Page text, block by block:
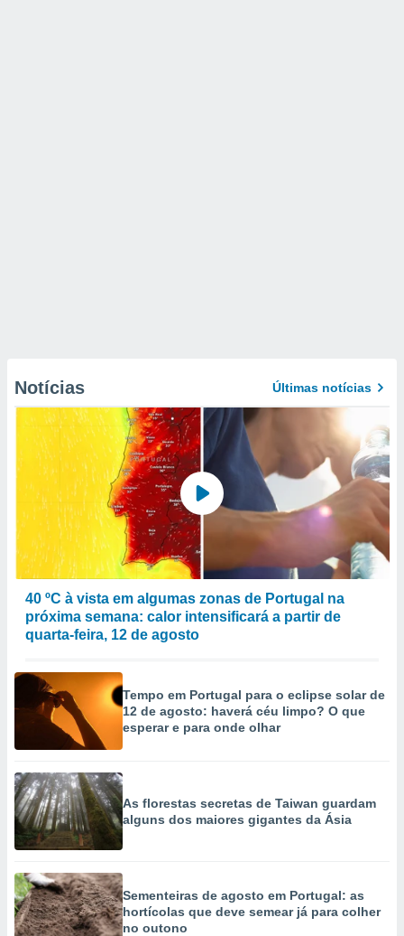
Notícias Últimas notícias
40 ºC à vista em algumas zonas de Portugal na
próxima semana: calor intensificará a partir de
quarta-feira, 12 de agosto
Tempo em Portugal para o eclipse solar de
12 de agosto: haverá céu limpo? O que
esperar e para onde olhar
As florestas secretas de Taiwan guardam
alguns dos maiores gigantes da Ásia
Sementeiras de agosto em Portugal: as
hortícolas que deve semear já para colher
no outono